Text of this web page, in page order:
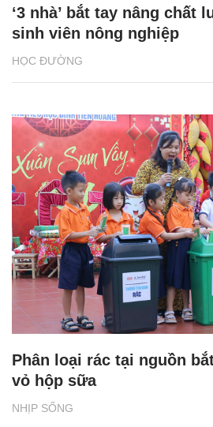
HỌC ĐƯỜNG
‘3 nhà’ bắt tay nâng chất
sinh viên nông nghiệp
NHỊP SỐNG
Phân loại rác tại nguồn
vỏ hộp sữa